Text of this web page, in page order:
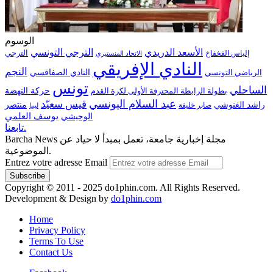
الوسوم
إلياس الفخفاخ الأسعد الدريدي الاتحاد المنستيري الترجي التونسي الترجي
الرياضي التونسي النادي الإفريقي النادي الصفاقسي
النجم
الساحلي بطولة الرابطة المحترفة الأولى لكرة القدم تونس حركة النهضة
راشد الغنوشي صابر خليفة عبد السلام اليونسي قيس سعيّد ليبيا
منتصر
الوحيشي يوسف العلمي
تابعنا.
Barcha News مجلة إخبارية جامعة، تعمل بمبدأ لا حياد عن
الموضوعية.
Entrez votre adresse Email
Copyright © 2011 - 2025 do1phin.com. All Rights Reserved.
Development & Design by do1phin.com
Home
Privacy Policy
Terms To Use
Contact Us